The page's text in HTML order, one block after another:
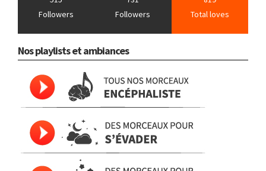
Followers
Followers
Total loves
Nos playlists et ambiances